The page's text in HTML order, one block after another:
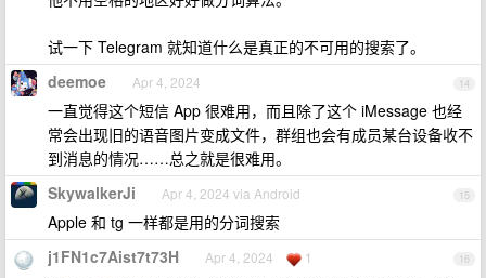
试一下 Telegram 就知道什么是真正的不可用的搜索了。
14
deemoe Apr 4, 2024
一直觉得这个短信 App 很难用，而且除了这个 iMessage 也经
常会出现旧的语音图片变成文件，群组也会有成员某台设备收不
到消息的情况……总之就是很难用。
15
SkywalkerJi Apr 4, 2024 via Android
Apple 和 tg 一样都是用的分词搜索
16
j1FN1c7Aist7t73H Apr 4, 2024 1